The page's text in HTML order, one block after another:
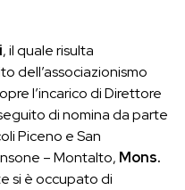
, il quale risulta
dell’associazionismo
l’incarico di Direttore
di nomina da parte
Piceno e San
– Montalto, Mons.
si è occupato di